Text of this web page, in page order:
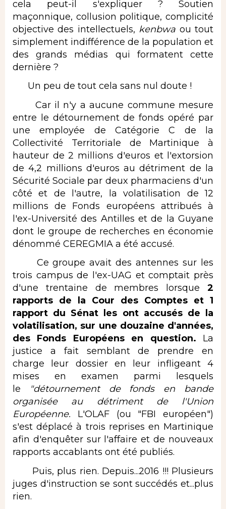
cela peut-il s'expliquer ? Soutien
maçonnique, collusion politique, complicité
objective des intellectuels, kenbwa ou tout
simplement indifférence de la population et
des grands médias qui formatent cette
dernière ?
Un peu de tout cela sans nul doute !
Car il n'y a aucune commune mesure
entre le détournement de fonds opéré par
une employée de Catégorie C de la
Collectivité Territoriale de Martinique à
hauteur de 2 millions d'euros et l'extorsion
de 4,2 millions d'euros au détriment de la
Sécurité Sociale par deux pharmaciens d'un
côté et de l'autre, la volatilisation de 12
millions de Fonds européens attribués à
l'ex-Université des Antilles et de la Guyane
dont le groupe de recherches en économie
dénommé CEREGMIA a été accusé.
Ce groupe avait des antennes sur les
trois campus de l'ex-UAG et comptait près
d'une trentaine de membres lorsque 2
rapports de la Cour des Comptes et 1
rapport du Sénat les ont accusés de la
volatilisation, sur une douzaine d'années,
des Fonds Européens en question. La
justice a fait semblant de prendre en
charge leur dossier en leur infligeant 4
mises en examen parmi lesquels
le
"détournement de fonds en bande
organisée au détriment de l'Union
Européenne. L'OLAF (ou "FBI européen")
s'est déplacé à trois reprises en Martinique
afin d'enquêter sur l'affaire et de nouveaux
rapports accablants ont été publiés.
Puis, plus rien. Depuis...2016 !!! Plusieurs
juges d'instruction se sont succédés et...plus
rien.